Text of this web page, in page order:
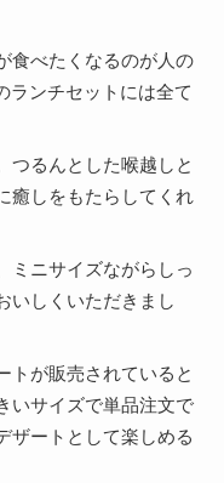
食べたくなるのが人の
ランチセットには全て
つるんとした喉越しと
癒しをもたらしてくれ
ミニサイズながらしっ
いしくいただきまし
トが販売されていると
いサイズで単品注文で
ザートとして楽しめる